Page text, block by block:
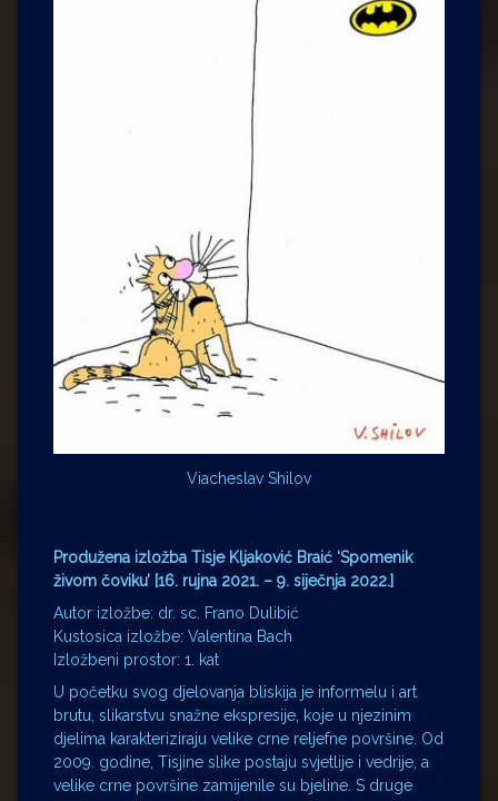
Viacheslav Shilov
Produžena izložba Tisje Kljaković Braić ‘Spomenik
živom čoviku’ [16. rujna 2021. – 9. siječnja 2022.]
Autor izložbe: dr. sc. Frano Dulibić
Kustosica izložbe: Valentina Bach
Izložbeni prostor: 1. kat
U početku svog djelovanja bliskija je informelu i art
brutu, slikarstvu snažne ekspresije, koje u njezinim
djelima karakteriziraju velike crne reljefne površine. Od
2009. godine, Tisjine slike postaju svjetlije i vedrije, a
velike crne površine zamijenile su bjeline. S druge